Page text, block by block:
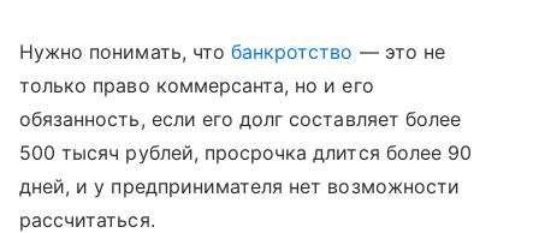
Нужно понимать, что банкротство — это не
только право коммерсанта, но и его
обязанность, если его долг составляет более
500 тысяч рублей, просрочка длится более 90
дней, и у предпринимателя нет возможности
рассчитаться.